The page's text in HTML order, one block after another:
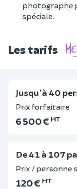
photographe
spéciale.
Les tarifs
Jusqu'à 40
Prix forfaitaire
6 500 € HT
De 41 à 107
Prix / personne
120 € HT